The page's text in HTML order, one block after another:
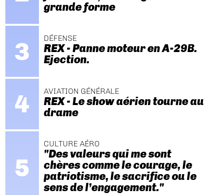
grande forme
DÉFENSE
REX - Panne moteur en A-29B.
Ejection.
AVIATION GÉNÉRALE
REX - Le show aérien tourne au
drame
CULTURE AÉRO
"Des valeurs qui me sont
chères comme le courage, le
patriotisme, le sacrifice ou le
sens de l’engagement."